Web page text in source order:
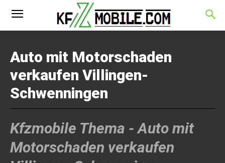
Auto mit Motorschaden
verkaufen Villingen-
Schwenningen
Kfzmobile Thema -Auto mit
Motorschaden verkaufen